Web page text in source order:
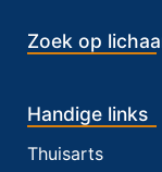
Zoek op
Handige links
Thuisarts